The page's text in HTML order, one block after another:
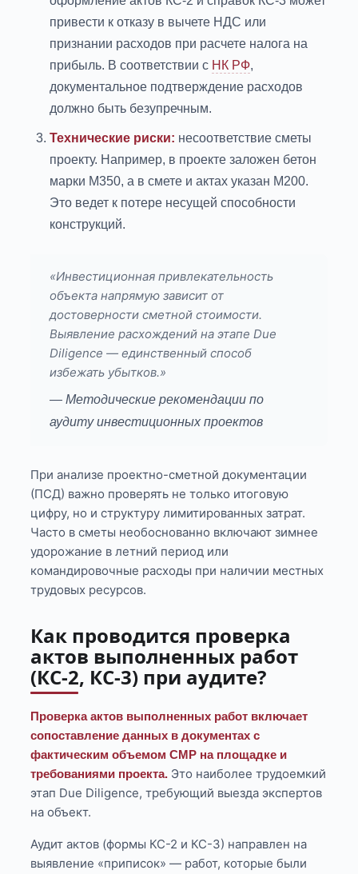
привести к отказу в вычете НДС или
признании расходов при расчете налога на
прибыль. В соответствии с НК РФ,
документальное подтверждение расходов
должно быть безупречным.
Технические риски: несоответствие сметы
проекту. Например, в проекте заложен бетон
марки М350, а в смете и актах указан М200.
Это ведет к потере несущей способности
конструкций.
«Инвестиционная привлекательность
объекта напрямую зависит от
достоверности сметной стоимости.
Выявление расхождений на этапе Due
Diligence — единственный способ
избежать убытков.»
— Методические рекомендации по
аудиту инвестиционных проектов
При анализе проектно-сметной документации
(ПСД) важно проверять не только итоговую
цифру, но и структуру лимитированных затрат.
Часто в сметы необоснованно включают зимнее
удорожание в летний период или
командировочные расходы при наличии местных
трудовых ресурсов.
Как проводится проверка
актов выполненных работ
(КС-2, КС-3) при аудите?
Проверка актов выполненных работ включает
сопоставление данных в документах с
фактическим объемом СМР на площадке и
требованиями проекта. Это наиболее трудоемкий
этап Due Diligence, требующий выезда экспертов
на объект.
Аудит актов (формы КС-2 и КС-3) направлен на
выявление «приписок» — работ, которые были